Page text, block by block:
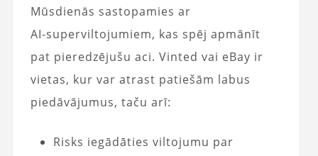
Mūsdienās sastopamies ar
AI‑superviltojumiem, kas spēj apmānīt
pat pieredzējušu aci. Vinted vai eBay ir
vietas, kur var atrast patiešām labus
piedāvājumus, taču arī:
Risks iegādāties viltojumu par